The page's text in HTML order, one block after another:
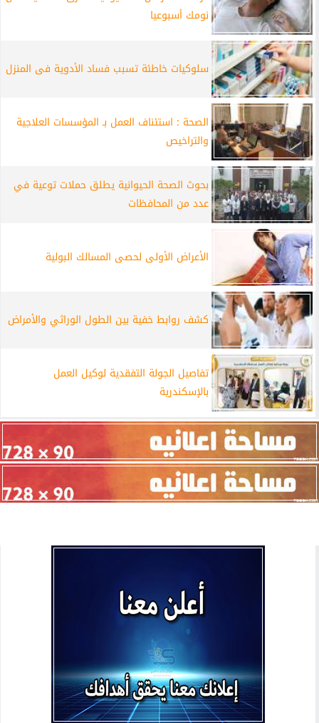
نومك أسبوعيا
سلوكيات خاطئة تسبب فساد الأدوية فى المنزل
الصحة : استئناف العمل بـ المؤسسات العلاجية
والتراخيص
بحوث الصحة الحيوانية يطلق حملات توعية في
عدد من المحافظات
الأعراض الأولى لحصى المسالك البولية
كشف روابط خفية بين الطول الوراثي والأمراض
تفاصيل الجولة التفقدية لوكيل العمل
بالإسكندرية